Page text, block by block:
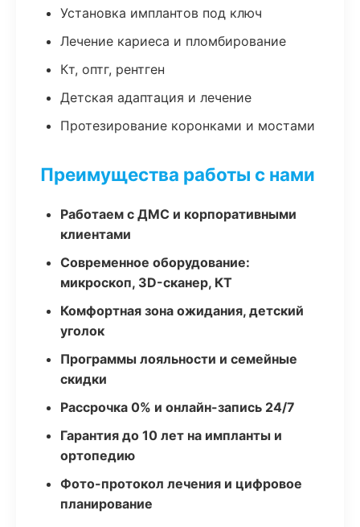
Установка имплантов под ключ
Лечение кариеса и пломбирование
Кт, оптг, рентген
Детская адаптация и лечение
Протезирование коронками и мостами
Преимущества работы с нами
Работаем с ДМС и корпоративными
клиентами
Современное оборудование:
микроскоп, 3D-сканер, КТ
Комфортная зона ожидания, детский
уголок
Программы лояльности и семейные
скидки
Рассрочка 0% и онлайн-запись 24/7
Гарантия до 10 лет на импланты и
ортопедию
Фото-протокол лечения и цифровое
планирование